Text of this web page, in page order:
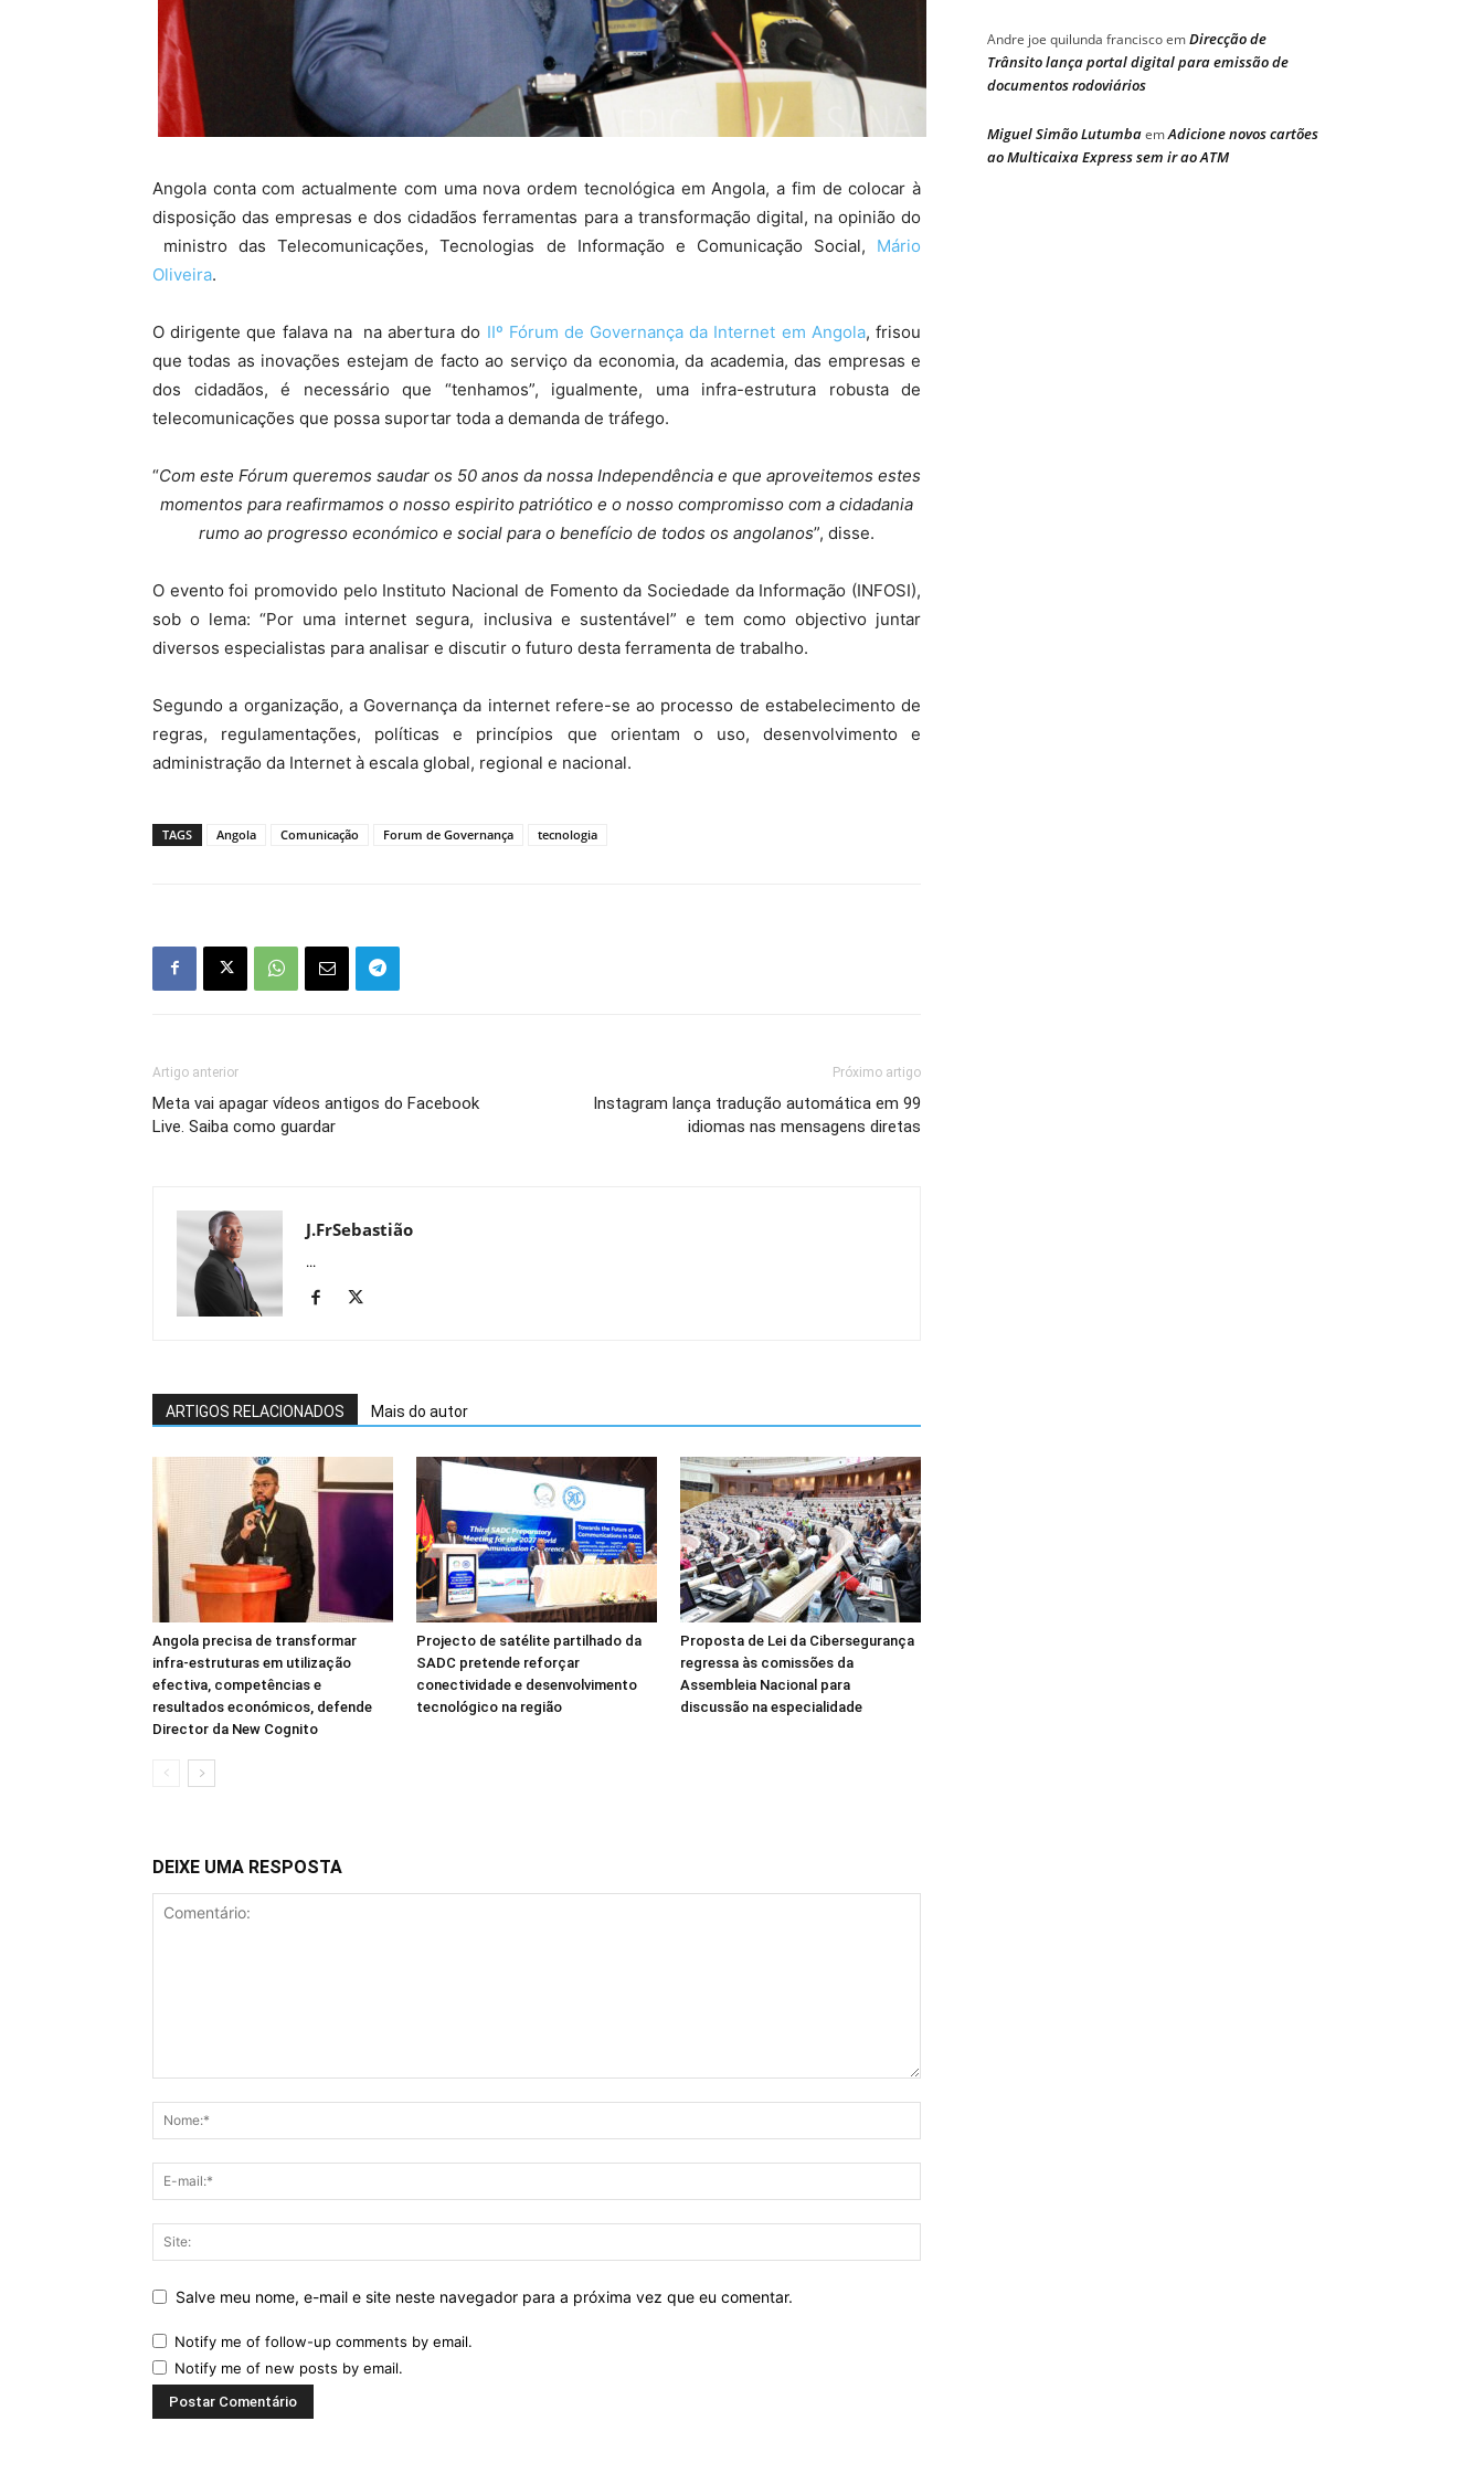
Angola conta com actualmente com uma nova ordem tecnológica em Angola, a fim de colocar à
disposição das empresas e dos cidadãos ferramentas para a transformação digital, na opinião do
ministro das Telecomunicações, Tecnologias de Informação e Comunicação Social, Mário
Oliveira.
O dirigente que falava na na abertura do IIº Fórum de Governança da Internet em Angola, frisou
que todas as inovações estejam de facto ao serviço da economia, da academia, das empresas e
dos cidadãos, é necessário que “tenhamos”, igualmente, uma infra-estrutura robusta de
telecomunicações que possa suportar toda a demanda de tráfego.
“Com este Fórum queremos saudar os 50 anos da nossa Independência e que aproveitemos estes
momentos para reafirmamos o nosso espirito patriótico e o nosso compromisso com a cidadania
rumo ao progresso económico e social para o benefício de todos os angolanos”, disse.
O evento foi promovido pelo Instituto Nacional de Fomento da Sociedade da Informação (INFOSI),
sob o lema: “Por uma internet segura, inclusiva e sustentável” e tem como objectivo juntar
diversos especialistas para analisar e discutir o futuro desta ferramenta de trabalho.
Segundo a organização, a Governança da internet refere-se ao processo de estabelecimento de
regras, regulamentações, políticas e princípios que orientam o uso, desenvolvimento e
administração da Internet à escala global, regional e nacional.
TAGS Angola Comunicação Forum de Governança tecnologia
Artigo anterior
Meta vai apagar vídeos antigos do Facebook
Live. Saiba como guardar
Próximo artigo
Instagram lança tradução automática em 99
idiomas nas mensagens diretas
J.FrSebastião
...
ARTIGOS RELACIONADOS Mais do autor
Angola precisa de transformar
infra-estruturas em utilização
efectiva, competências e
resultados económicos, defende
Director da New Cognito
Projecto de satélite partilhado da
SADC pretende reforçar
conectividade e desenvolvimento
tecnológico na região
Proposta de Lei da Cibersegurança
regressa às comissões da
Assembleia Nacional para
discussão na especialidade
DEIXE UMA RESPOSTA
Salve meu nome, e-mail e site neste navegador para a próxima vez que eu comentar.
Notify me of follow-up comments by email.
Notify me of new posts by email.
Andre joe quilunda franciscoemDirecção de
Trânsito lança portal digital para emissão de
documentos rodoviários
Miguel Simão LutumbaemAdicione novos cartões
ao Multicaixa Express sem ir ao ATM